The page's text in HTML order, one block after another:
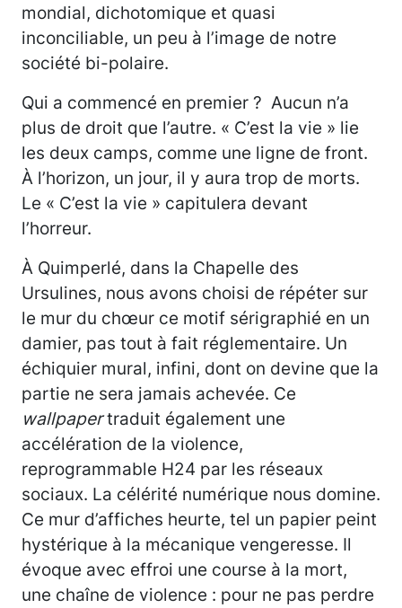
mondial, dichotomique et quasi
inconciliable, un peu à l’image de notre
société bi-polaire.
Qui a commencé en premier ? Aucun n’a
plus de droit que l’autre. « C’est la vie » lie
les deux camps, comme une ligne de front.
À l’horizon, un jour, il y aura trop de morts.
Le « C’est la vie » capitulera devant
l’horreur.
À Quimperlé, dans la Chapelle des
Ursulines, nous avons choisi de répéter sur
le mur du chœur ce motif sérigraphié en un
damier, pas tout à fait réglementaire. Un
échiquier mural, infini, dont on devine que la
partie ne sera jamais achevée. Ce
wallpapertraduit également une
accélération de la violence,
reprogrammable H24 par les réseaux
sociaux. La célérité numérique nous domine.
Ce mur d’affiches heurte, tel un papier peint
hystérique à la mécanique vengeresse. Il
évoque avec effroi une course à la mort,
une chaîne de violence : pour ne pas perdre